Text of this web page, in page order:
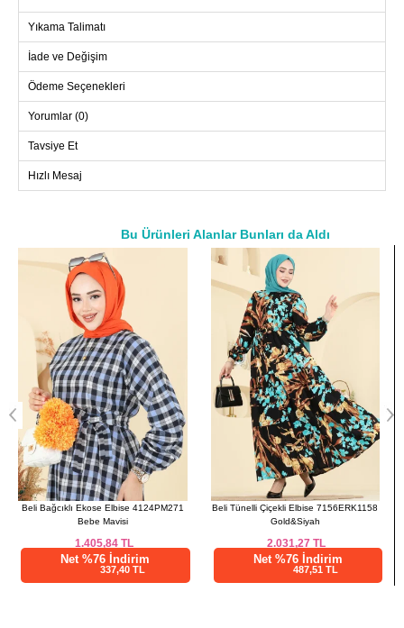
Şıklığı ve rahatlığı bir araya getiren Dantel Detaylı Kemerli
Elbise, dört mevsim boyunca tercih edebileceğiniz bir tesettür
ürünüdür. 30 derecede hassas yıkama ile temizlenebilen bu
elbise, sofia keten kumaş kullanılarak üretilmiştir. Gömlek
yaka ve önden düğmeli tasarımıyla modern bir görünüm
sunarken, etek kısmındaki volan detayı feminen bir hava
katmaktadır. Manşetlerdeki aktif düğmeler, cebi ve dilerseniz
çıkarabileceğiniz kemer ile fonksiyonellik ve stil sahibi bir
seçenektir.
(CM)
96
134
40
100
42
104
44
134
46
134
48
114
50
120
134
52
122 134
Yıkama Talimatı
İade ve Değişim
Ödeme Seçenekleri
Yorumlar (0)
Tavsiye Et
Hızlı Mesaj
Bu Ürünleri Alanlar Bunları da Aldı
a>
Beli Tünelli Çiçekli Elbise 7156ERK1158
Gold&Siyah
2.031,27 TL
Net %76 İndirim
487,51 TL
Eteği Saten Pullu Abiye 5748EDF311 Koyu
Haki
2.562,51TL
Net %28 İndirim
1845,01 TL